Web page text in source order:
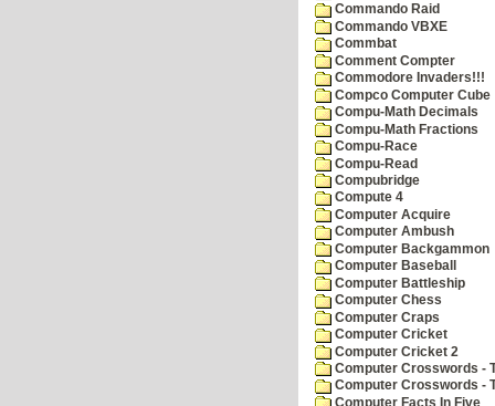
Commando Raid
Commando VBXE
Commbat
Comment Compter
Commodore Invaders!!!
Compco Computer Cube
Compu-Math Decimals
Compu-Math Fractions
Compu-Race
Compu-Read
Compubridge
Compute 4
Computer Acquire
Computer Ambush
Computer Backgammon
Computer Baseball
Computer Battleship
Computer Chess
Computer Craps
Computer Cricket
Computer Cricket 2
Computer Crosswords -
Computer Crosswords -
Computer Facts In Five